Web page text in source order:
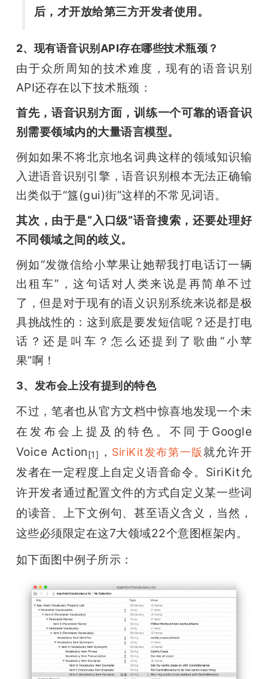
后，才开放给第三方开发者使用。
2、现有语音识别API存在哪些技术瓶颈？
由于众所周知的技术难度，现有的语音识别
API还存在以下技术瓶颈：
首先，语音识别方面，训练一个可靠的语音识
别需要领域内的大量语言模型。
例如如果不将北京地名词典这样的领域知识输
入进语音识别引擎，语音识别根本无法正确输
出类似于“簋(gui)街”这样的不常见词语。
其次，由于是“入口级”语音搜索，还要处理好
不同领域之间的歧义。
例如“发微信给小苹果让她帮我打电话订一辆
出租车”，这句话对人类来说是再简单不过
了，但是对于现有的语义识别系统来说都是极
具挑战性的：这到底是要发短信呢？还是打电
话？还是叫车？怎么还提到了歌曲“小苹
果”啊！
3、发布会上没有提到的特色
不过，笔者也从官方文档中惊喜地发现一个未
在发布会上提及的特色。不同于Google
Voice Action[1] ， SiriKit发布第一版就允许开
发者在一定程度上自定义语音命令。SiriKit允
许开发者通过配置文件的方式自定义某一些词
的读音、上下文例句、甚至语义含义，当然，
这些必须限定在这7大领域22个意图框架内。
如下面图中例子所示：